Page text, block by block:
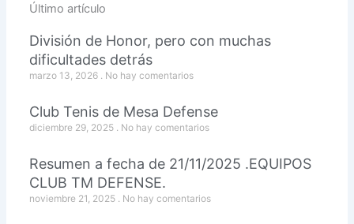
Último artículo
División de Honor, pero con muchas
dificultades detrás
marzo 13, 2026 No hay comentarios
Club Tenis de Mesa Defense
diciembre 29, 2025 No hay comentarios
Resumen a fecha de 21/11/2025 .EQUIPOS
CLUB TM DEFENSE.
noviembre 21, 2025 No hay comentarios